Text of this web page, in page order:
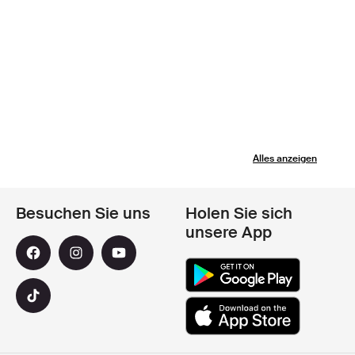
Alles anzeigen
Besuchen Sie uns
Holen Sie sich
unsere App